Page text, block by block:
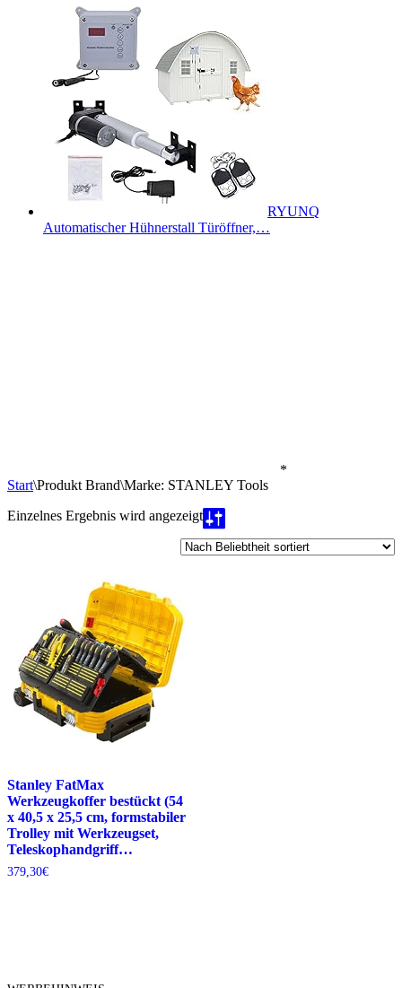
RYUNQ
Automatischer Hühnerstall Türöffner,…
*
Start\Produkt Brand\Marke: STANLEY Tools
Einzelnes Ergebnis wird angezeigt
Stanley FatMax
Werkzeugkoffer bestückt (54
x 40,5 x 25,5 cm, formstabiler
Trolley mit Werkzeugset,
Teleskophandgriff…
379,30€